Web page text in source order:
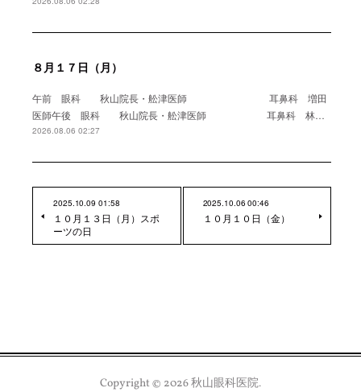
８月１７日（月）
午前 眼科 秋山院長・舩津医師 耳鼻科 増田
医師午後 眼科 秋山院長・舩津医師 耳鼻科 林…
2026.08.06 02:27
2025.10.09 01:58
１０月１３日（月）スポ
ーツの日
2025.10.06 00:46
１０月１０日（金）
Copyright © 2026秋山眼科医院.